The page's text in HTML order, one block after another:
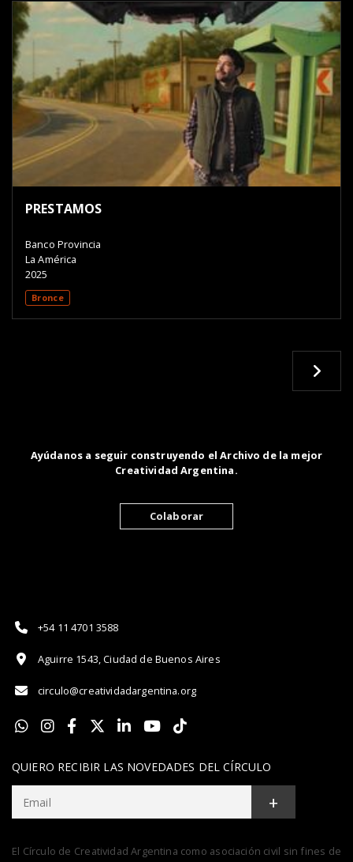
PRESTAMOS
Banco Provincia
La América
2025
Bronce
Ayúdanos a seguir construyendo el Archivo de la mejor
Creatividad Argentina.
Colaborar
+54 11 4701 3588
Aguirre 1543, Ciudad de Buenos Aires
circulo@creatividadargentina.org
QUIERO RECIBIR LAS NOVEDADES DEL CÍRCULO
+
El Círculo de Creatividad Argentina como asociación civil sin fines de